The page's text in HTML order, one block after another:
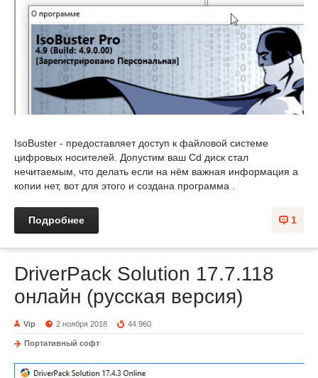
IsoBuster - предоставляет доступ к файловой системе
цифровых носителей. Допустим ваш Cd диск стал
нечитаемым, что делать если на нём важная информация а
копии нет, вот для этого и создана программа .
1
Подробнее
DriverPack Solution 17.7.118
онлайн (русская версия)
Vip 2 ноября 2018 44 960
Портативный софт